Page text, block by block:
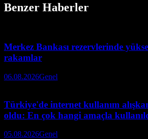
Benzer Haberler
Merkez Bankası rezervlerinde
rakamlar
06.08.2026Genel
Türkiye'de internet kullanım
oldu: En çok hangi amaçla
05.08.2026Genel